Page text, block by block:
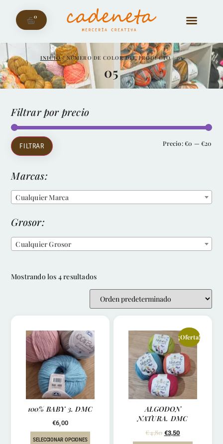
0
INICIO/ NÚMERO DE COLOR DEL PRODUCTO / 05
05
Filtrar por precio
FILTRAR Precio:€0 — €20
Marcas:
Cualquier Marca
Grosor:
Cualquier Grosor
Mostrando los 4 resultados
100% BABY 3. DMC
€6,00
SELECCIONAR OPCIONES
¡Oferta!
ALGODON
NATURA. DMC
€4,80 €3,50